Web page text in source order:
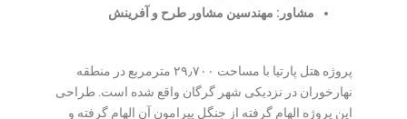
مشاور: مهندسین مشاور طرح و آفرینش
پروژه هتل پارتیا با مساحت ۲۹٫۷۰۰ مترمربع در منطقه
نهارخوران در نزدیکی شهر گرگان واقع شده است. طراحی
این پروژه الهام گرفته از جنگل پیرامون آن الهام گرفته و